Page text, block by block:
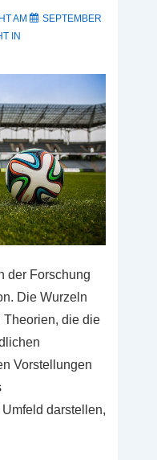
AM
SEPTEMBER
IN
der Forschung
Die Wurzeln
die die
Vorstellungen
darstellen,